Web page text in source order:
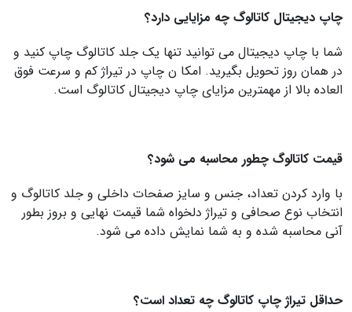
چاپ دیجیتال کاتالوگ چه مزایایی دارد؟
شما با چاپ دیجیتال می توانید تنها یک جلد کاتالوگ چاپ کنید و
در همان روز تحویل بگیرید. امکا ن چاپ در تیراژ کم و سرعت فوق
العاده بالا از مهمترین مزایای چاپ دیجیتال کاتالوگ است.
قیمت کاتالوگ چطور محاسبه می شود؟
با وارد کردن تعداد، جنس و سایز صفحات داخلی و جلد کاتالوگ و
انتخاب نوع صحافی و تیراژ دلخواه شما قیمت نهایی و بروز بطور
آنی محاسبه شده و به شما نمایش داده می شود.
حداقل تیراژ چاپ کاتالوگ چه تعداد است؟